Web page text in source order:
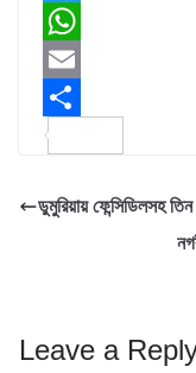
a
c
e
b
o
T
w
t
e
W
h
a
s
E
m
i
a
ডুমুরিয়ায় ফেন্সিডিলসহ
Leave a